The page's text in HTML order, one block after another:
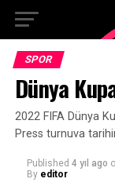
SPOR
Dünya
2022 FIFA Dünya
Press turnuva
Published 4 yıl ago
By editor